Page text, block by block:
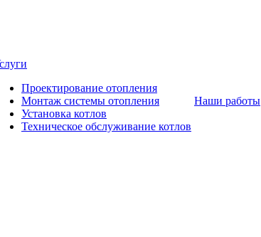
Проектирование отопления
Монтаж системы отопления
Установка котлов
Техническое обслуживание котлов
Наши работы